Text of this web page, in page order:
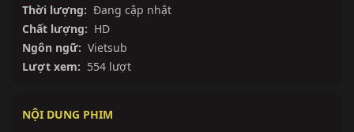
Thời lượng: Đang cập nhật
Chất lượng: HD
Ngôn ngữ: Vietsub
Lượt xem: 554 lượt
NỘI DUNG PHIM